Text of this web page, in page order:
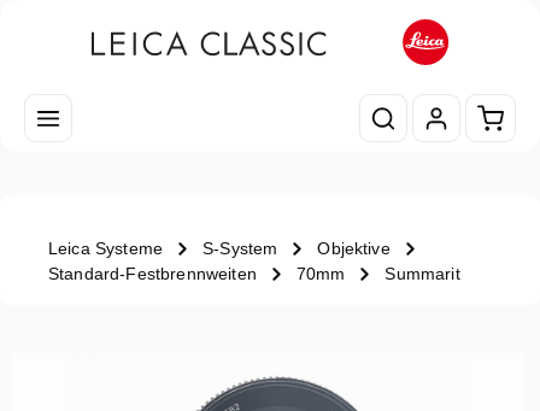
Leica Systeme S-System
Objektive
Standard-Festbrennweiten
70mm Summarit